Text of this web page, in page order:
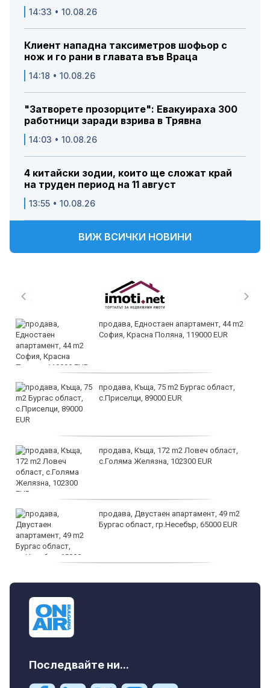
14:33 • 10.08.26
Клиент нападна таксиметров шофьор с
нож и го рани в главата във Враца
14:18 • 10.08.26
"Затворете прозорците": Евакуираха 300
работници заради взрива в Трявна
14:03 • 10.08.26
4 китайски зодии, които ще сложат край
на труден период на 11 август
13:55 • 10.08.26
ВИЖ ВСИЧКИ НОВИНИ
продава, Едностаен апартамент, 44 m2
София, Красна Поляна, 119000 EUR
продава, Къща, 75 m2 Бургас област,
с.Приселци, 89000 EUR
продава, Къща, 172 m2 Ловеч област,
с.Голяма Желязна, 102300 EUR
продава, Двустаен апартамент, 49 m2
Бургас област, гр.Несебър, 65000 EUR
Последвайте ни...